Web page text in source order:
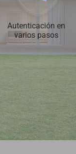
Autenticación en
varios pasos